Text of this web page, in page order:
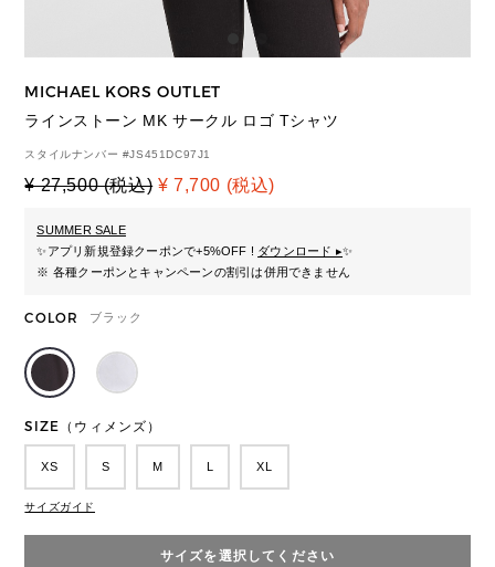
MICHAEL KORS OUTLET
ラインストーン MK サークル ロゴ Tシャツ
スタイルナンバー #JS451DC97J1
¥ 27,500 (税込) ¥ 7,700 (税込)
SUMMER SALE
✨アプリ新規登録クーポンで+5%OFF ! ダウンロード ▸✨
※ 各種クーポンとキャンペーンの割引は併用できません
COLOR ブラック
SIZE（ウィメンズ）
XS S M XL
サイズガイド
サイズを選択してください